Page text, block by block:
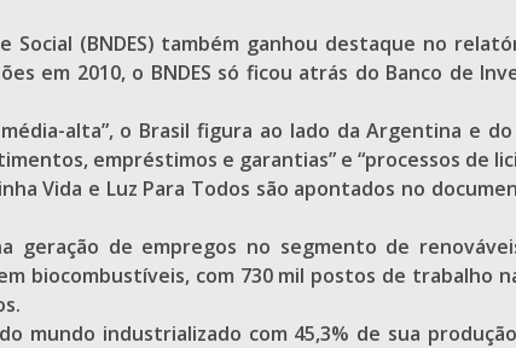
Social (BNDES) também ganhou destaque no
em 2010, o BNDES só ficou atrás do Banco de
alta”, o Brasil figura ao lado da Argentina e
empréstimos e garantias” e “processos de
Vida e Luz Para Todos são apontados no
geração de empregos no segmento de
biocombustíveis, com 730 mil postos de trabalho
mundo industrializado com 45,3% de sua